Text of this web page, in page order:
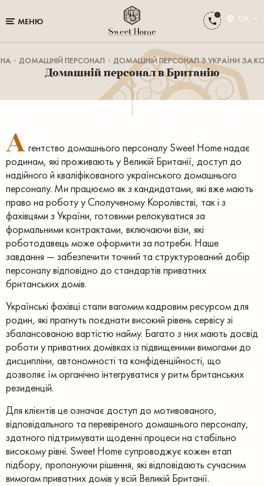
МЕНЮ UA
ДОМАШНІЙ ПЕРСОНАЛ ДОМАШНІЙ ПЕРСОНАЛ З УКРАЇНИ ЗА
Домашній персонал в Британію
А гентство домашнього персоналу Sweet Home надає
родинам, які проживають у Великій Британії, доступ до
надійного й кваліфікованого українського домашнього
персоналу. Ми працюємо як з кандидатами, які вже мають
право на роботу у Сполученому Королівстві, так і з
фахівцями з України, готовими релокуватися за
формальними контрактами, включаючи візи, які
роботодавець може оформити за потреби. Наше
завдання — забезпечити точний та структурований добір
персоналу відповідно до стандартів приватних
британських домів.
Українські фахівці стали вагомим кадровим ресурсом для
родин, які прагнуть поєднати високий рівень сервісу зі
збалансованою вартістю найму. Багато з них мають досвід
роботи у приватних домівках із підвищеними вимогами до
дисципліни, автономності та конфіденційності, що
дозволяє їм органічно інтегруватися у ритм британських
резиденцій.
Для клієнтів це означає доступ до мотивованого,
відповідального та перевіреного домашнього персоналу,
здатного підтримувати щоденні процеси на стабільно
високому рівні. Sweet Home супроводжує кожен етап
підбору, пропонуючи рішення, які відповідають сучасним
вимогам приватних домів у всій Великій Британії.